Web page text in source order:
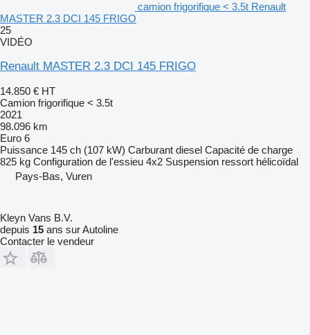
camion frigorifique < 3.5t Renault
MASTER 2.3 DCI 145 FRIGO
25
VIDÉO
Renault MASTER 2.3 DCI 145 FRIGO
14.850 € HT
Camion frigorifique < 3.5t
2021
98.096 km
Euro 6
Puissance 145 ch (107 kW) Carburant diesel Capacité de charge
825 kg Configuration de l'essieu 4x2 Suspension ressort hélicoïdal
Pays-Bas, Vuren
Kleyn Vans B.V.
depuis 15 ans sur Autoline
Contacter le vendeur